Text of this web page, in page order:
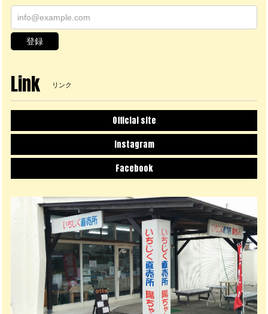
登録
Link リンク
Official site
Instagram
Facebook